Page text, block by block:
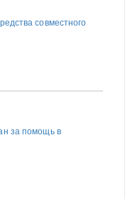
совместного
за помощь в